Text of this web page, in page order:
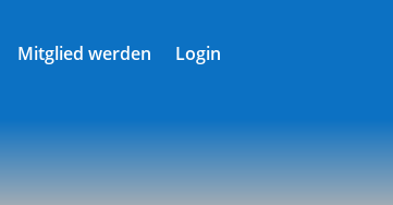
Mitglied werden Login